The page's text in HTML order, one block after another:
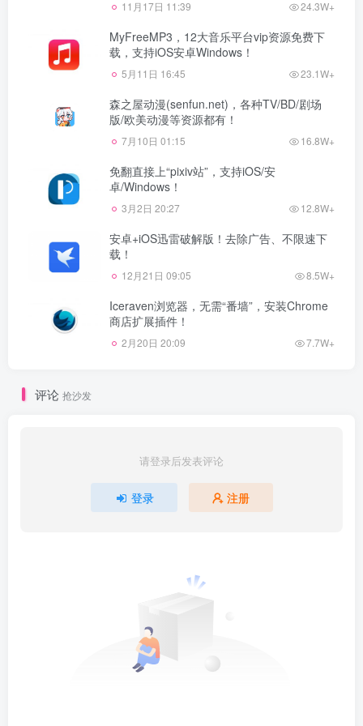
11月17日 11:39 24.3W+
MyFreeMP3，12大音乐平台vip资源免费下
载，支持iOS安卓Windows！
5月11日 16:45 23.1W+
森之屋动漫(senfun.net)，各种TV/BD/剧场
版/欧美动漫等资源都有！
7月10日 01:15 16.8W+
免翻直接上“pixiv站”，支持iOS/安
卓/Windows！
3月2日 20:27 12.8W+
安卓+iOS迅雷破解版！去除广告、不限速下
载！
12月21日 09:05 8.5W+
Iceraven浏览器，无需“番墙”，安装Chrome
商店扩展插件！
2月20日 20:09 7.7W+
评论 抢沙发
请登录后发表评论
登录 注册